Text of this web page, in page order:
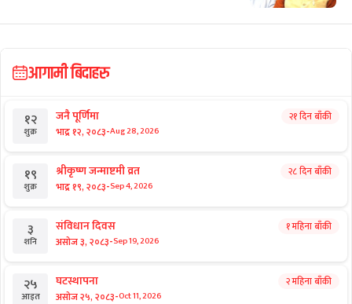
आगामी बिदाहरु
१२
शुक्र
जनै पूर्णिमा
भाद्र १२, २०८३-Aug 28, 2026
२१ दिन बाँकी
१९
शुक्र
श्रीकृष्ण जन्माष्टमी व्रत
भाद्र १९, २०८३-Sep 4, 2026
२८ दिन बाँकी
३
शनि
संविधान दिवस
असोज ३, २०८३-Sep 19, 2026
१ महिना बाँकी
२५
आइत
घटस्थापना
असोज २५, २०८३-Oct 11, 2026
२ महिना बाँकी